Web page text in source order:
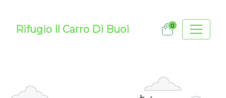
Rifugio Il Carro Di Buoi 0